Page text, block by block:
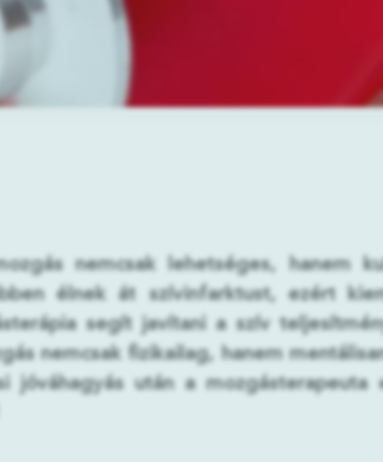
nemcsak lehetséges, hanem
élnek át szívinfarktust, ezért
segít javítani a szív
nemcsak fizikailag, hanem
után a mozgásterapeuta